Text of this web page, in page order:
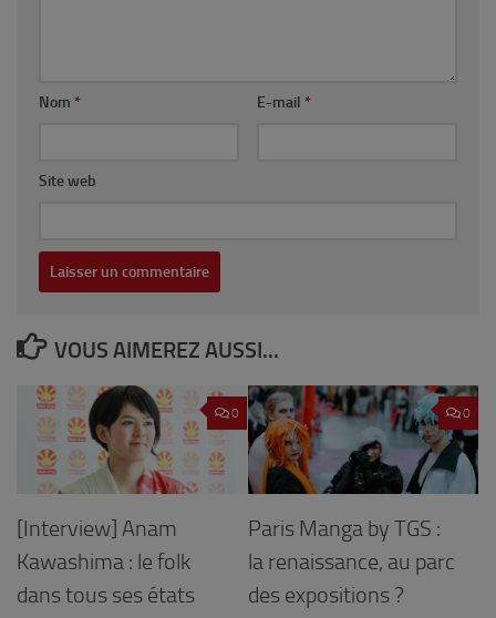
Nom * E-mail *
Site web
VOUS AIMEREZ AUSSI...
0
[Interview] Anam
Kawashima : le folk
dans tous ses états
0
Paris Manga by TGS :
la renaissance, au parc
des expositions ?